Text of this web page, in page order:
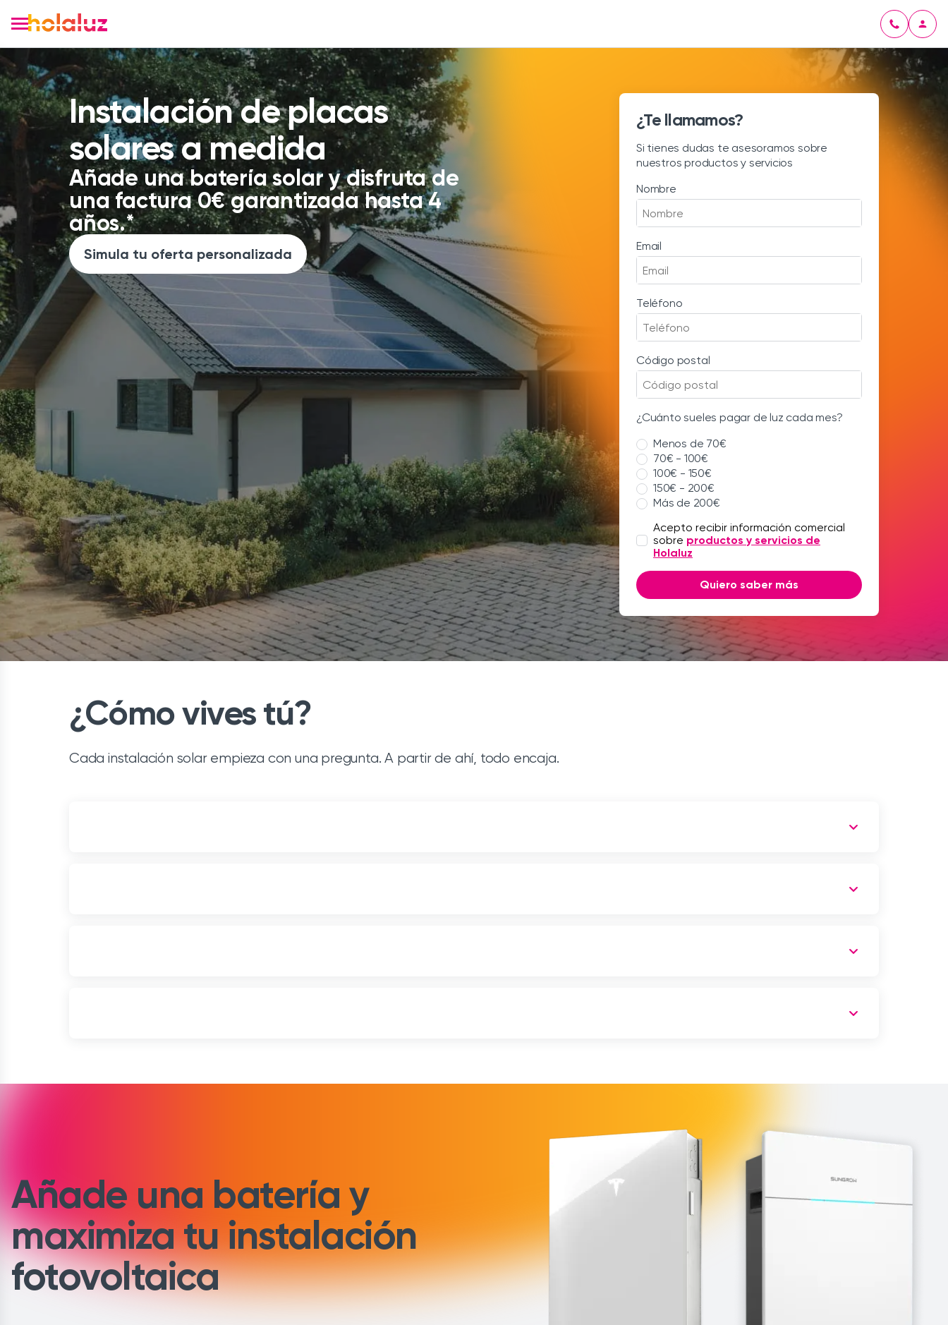
Instalación de placas
solares a medida
Añade una batería solar y disfruta de
una factura 0€ garantizada hasta 4
años.*
Simula tu oferta personalizada
¿Te llamamos?
Si tienes dudas te asesoramos sobre
nuestros productos y servicios
Nombre
Email
Teléfono
Código postal
¿Cuánto sueles pagar de luz cada mes?
Menos de 70€
70€ - 100€
100€ - 150€
150€ - 200€
Más de 200€
Acepto recibir información comercial
sobre productos y servicios de
Holaluz
Quiero saber más
¿Cómo vives tú?
Cada instalación solar empieza con una pregunta. A partir de ahí, todo encaja.
Añade una batería y
maximiza tu instalación
fotovoltaica